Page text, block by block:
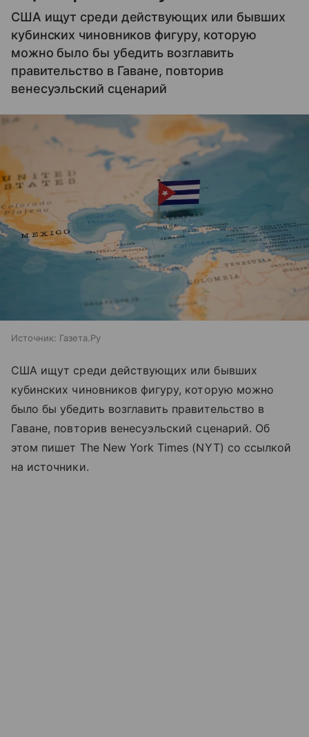
США ищут среди действующих или бывших
кубинских чиновников фигуру, которую
можно было бы убедить возглавить
правительство в Гаване, повторив
венесуэльский сценарий
Источник: Газета.Ру
США ищут среди действующих или бывших
кубинских чиновников фигуру, которую можно
было бы убедить возглавить правительство в
Гаване, повторив венесуэльский сценарий. Об
этом пишет The New York Times (NYT) со ссылкой
на источники.